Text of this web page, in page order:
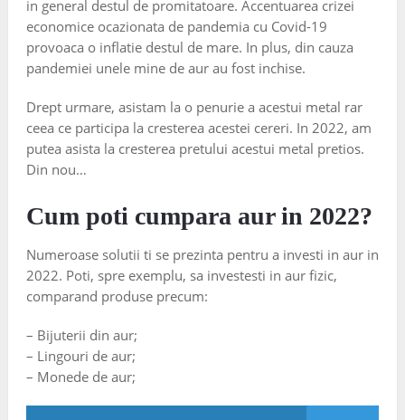
in general destul de promitatoare. Accentuarea crizei
economice ocazionata de pandemia cu Covid-19
provoaca o inflatie destul de mare. In plus, din cauza
pandemiei unele mine de aur au fost inchise.
Drept urmare, asistam la o penurie a acestui metal rar
ceea ce participa la cresterea acestei cereri. In 2022, am
putea asista la cresterea pretului acestui metal pretios.
Din nou…
Cum poti cumpara aur in 2022?
Numeroase solutii ti se prezinta pentru a investi in aur in
2022. Poti, spre exemplu, sa investesti in aur fizic,
comparand produse precum:
– Bijuterii din aur;
– Lingouri de aur;
– Monede de aur;